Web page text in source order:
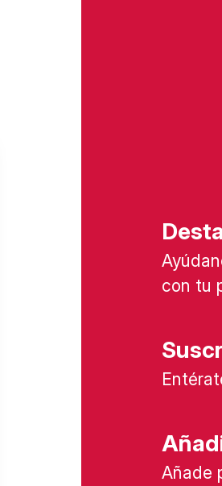
con tu
Añade